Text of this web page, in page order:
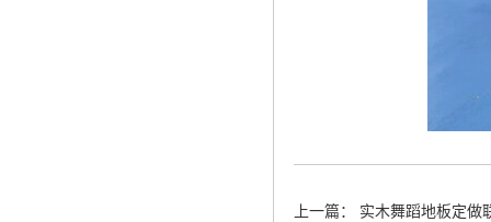
上一篇：
实木舞蹈地板定做